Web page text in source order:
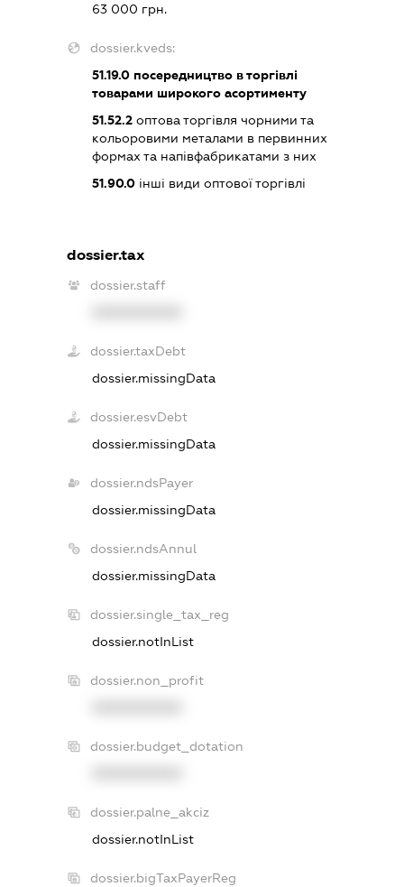
63 000 грн.
dossier.kveds:
51.19.0 посередництво в торгівлі
товарами широкого асортименту
51.52.2 оптова торгівля чорними та
кольоровими металами в первинних
формах та напівфабрикатами з них
51.90.0 інші види оптової торгівлі
dossier.tax
dossier.staff
dossier.taxDebt
dossier.missingData
dossier.esvDebt
dossier.missingData
dossier.ndsPayer
dossier.missingData
dossier.ndsAnnul
dossier.missingData
dossier.single_tax_reg
dossier.notInList
dossier.non_profit
dossier.budget_dotation
dossier.palne_akciz
dossier.notInList
dossier.bigTaxPayerReg